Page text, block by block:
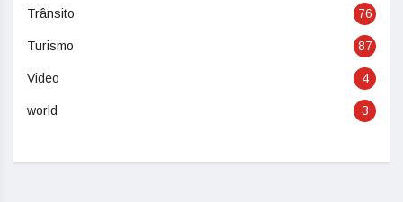
Trânsito 76
Turismo 87
Video 4
world 3